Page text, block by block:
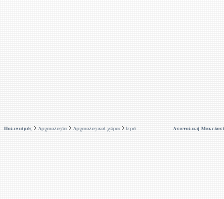
Πολιτισμός Αρχαιολογία Αρχαιολογικοί χώροι Ιερά Ανατολική